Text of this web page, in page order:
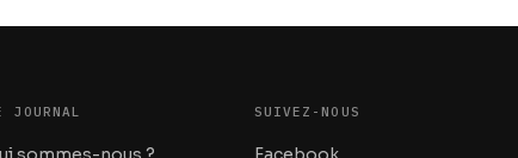
JOURNAL SUIVEZ-NOUS